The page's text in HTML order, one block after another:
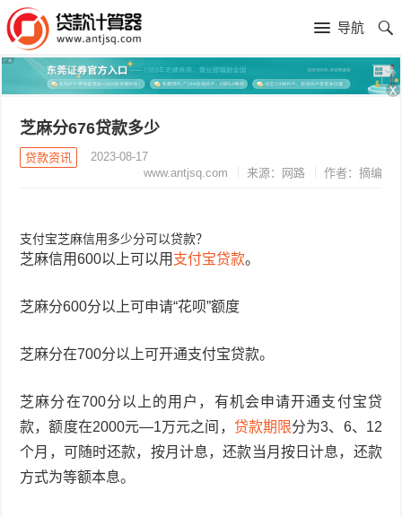
导航
x
芝麻分676贷款多少
贷款资讯
2023-08-17
www.antjsq.com
来源：网路 作者：摘编
支付宝芝麻信用多少分可以贷款？
芝麻信用600以上可以用 支付宝贷款。
芝麻分600分以上可申请“花呗”额度
芝麻分在700分以上可开通支付宝贷款。
芝麻分在700分以上的用户，有机会申请开通支付宝贷
款，额度在2000元—1万元之间， 贷款期限分为3、6、12
个月，可随时还款，按月计息，还款当月按日计息，还款
方式为等额本息。